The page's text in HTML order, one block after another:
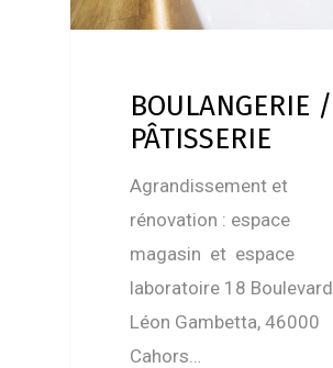
BOULANGERIE /
PÂTISSERIE
Agrandissement et
rénovation : espace
magasin et espace
laboratoire 18 Boulevard
Léon Gambetta, 46000
Cahors…